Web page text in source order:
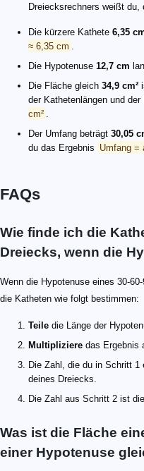
Dreiecksrechners weißt du,
Die kürzere Kathete 6,35
≈ 6,35 cm
Die Hypotenuse 12,7 cm
Die Fläche gleich 34,9 cm²
der Kathetenlängen und
cm²
Der Umfang beträgt 30,05
du das Ergebnis Umfang =
FAQs
Wie finde ich die
Dreiecks, wenn die
Wenn die Hypotenuse eines 30-
die Katheten wie folgt bestimmen:
Teile die Länge der
Multipliziere das Ergebnis
Die Zahl, die du in Schritt 1
deines Dreiecks.
Die Zahl aus Schritt 2 ist die
Was ist die Fläche
einer Hypotenuse